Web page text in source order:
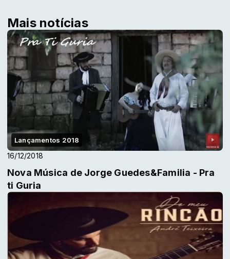
Mais notícias
Lançamentos 2018
16/12/2018
Nova Música de Jorge Guedes&Familia - Pra
ti Guria